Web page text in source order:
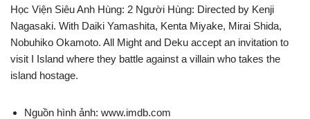
Học Viện Siêu Anh Hùng: 2 Người Hùng: Directed by Kenji
Nagasaki. With Daiki Yamashita, Kenta Miyake, Mirai Shida,
Nobuhiko Okamoto. All Might and Deku accept an invitation to
visit I Island where they battle against a villain who takes the
island hostage.
Nguồn hình ảnh: www.imdb.com